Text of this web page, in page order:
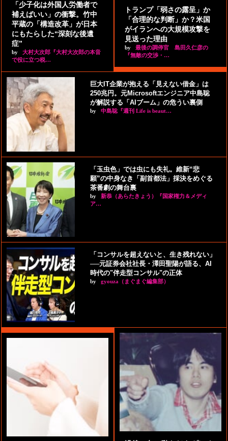
「少子化は外国人労働者で
補えばいい」の衝撃。竹中
平蔵の「構造改革」が日本
にもたらした“深刻な後遺
症”
by
大村大次郎『大村大次郎の本音
で役に立つ税…
トランプ「弱さの露呈」か
「合理的な判断」か？米国
がイランへの大規模攻撃を
見送った理由
by
最後の調停官 島田久仁彦の
『無敵の交渉・…
巨大IT企業が抱える「見えない借金」は
250兆円。元Microsoftエンジニア中島聡
が解説する「AIブーム」の危うい裏側
by 中島聡『週刊 Life is beaut…
「玉虫色」では虫にも失礼。維新“悲
願”の中身なき「副首都法」採決をめぐる
茶番劇の舞台裏
by
新恭（あらたきょう）『国家権力＆メディ
ア…
「コンサルを超えないと、生き残れない」
──元証券会社社長・澤田聖陽が語る、AI
時代の"伴走型コンサル"の正体
by gyouza（まぐまぐ編集部）